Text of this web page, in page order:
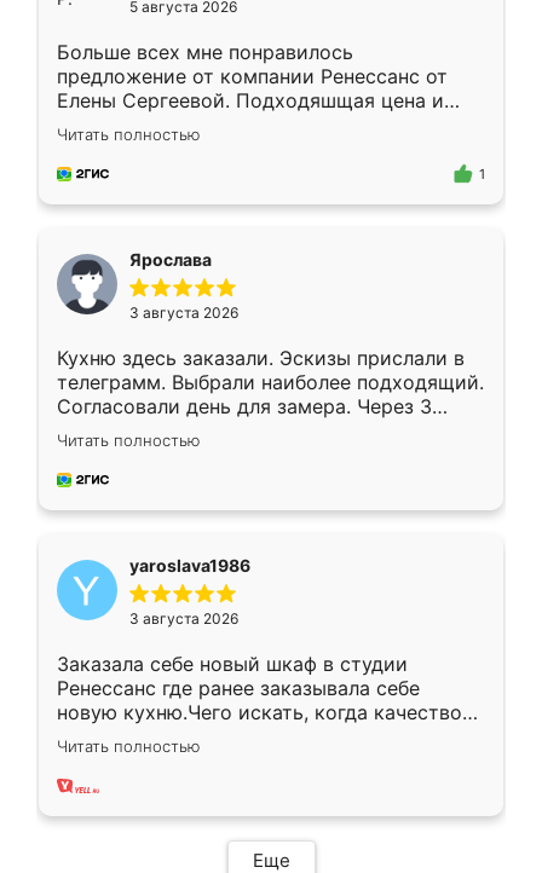
5 августа 2026
Больше всех мне понравилось
предложение от компании Ренессанс от
Елены Сергеевой. Подходяшщая цена и
короткие сроки изготовления. Приехавший
для замера сотрудник Владислав
предложил по моему эскизу самый
Читать полностью
1
Ярослава
3 августа 2026
Кухню здесь заказали. Эскизы прислали в
телеграмм. Выбрали наиболее подходящий.
Согласовали день для замера. Через 3
недели кухня была уже готова. Остались
довольны работой. Спасибо Ренессанс
мебель за качественную работу!
Читать полностью
yaroslava1986
3 августа 2026
Заказала себе новый шкаф в студии
Ренессанс где ранее заказывала себе
новую кухню.Чего искать, когда качеством
вполне довольна. Служит кухня уже почти
два года, нареканий нет.
Читать полностью
Еще